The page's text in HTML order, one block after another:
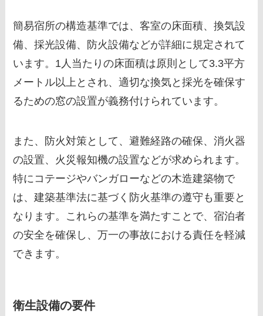
簡易宿所の構造基準では、客室の床面積、換気設
備、採光設備、防火設備などが詳細に規定されて
います。1人当たりの床面積は原則として3.3平方
メートル以上とされ、適切な換気と採光を確保す
るための窓の設置が義務付けられています。
また、防火対策として、避難経路の確保、消火器
の設置、火災報知機の設置などが求められます。
特にコテージやバンガローなどの木造建築物で
は、建築基準法に基づく防火基準の遵守も重要と
なります。これらの基準を満たすことで、宿泊者
の安全を確保し、万一の事故における責任を軽減
できます。
衛生設備の要件